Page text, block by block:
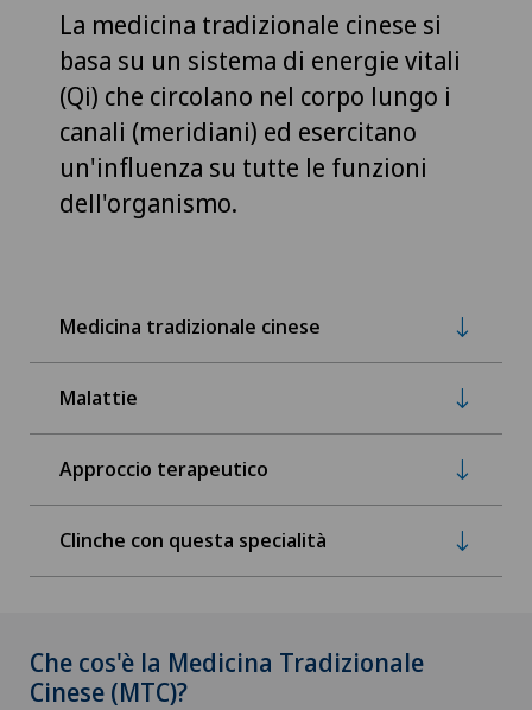
La medicina tradizionale cinese si
basa su un sistema di energie vitali
(Qi) che circolano nel corpo lungo i
canali (meridiani) ed esercitano
un'influenza su tutte le funzioni
dell'organismo.
Medicina tradizionale cinese
Malattie
Approccio terapeutico
Clinche con questa specialità
Che cos'è la Medicina Tradizionale
Cinese (MTC)?